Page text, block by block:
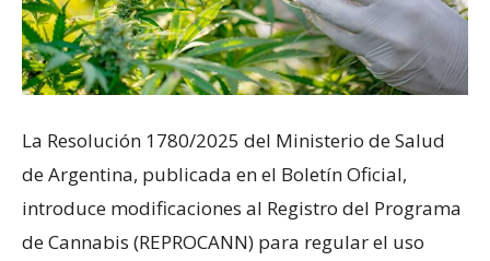
La Resolución 1780/2025 del Ministerio de Salud
de Argentina, publicada en el Boletín Oficial,
introduce modificaciones al Registro del Programa
de Cannabis (REPROCANN) para regular el uso